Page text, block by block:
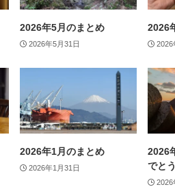
2026年5月のまとめ
2026年5月31日
2026
2026
2026年1月のまとめ
2026年1月31日
2026
でと
2026